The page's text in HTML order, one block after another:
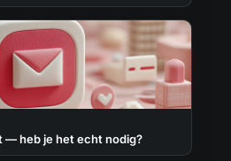
— heb je het echt nodig?